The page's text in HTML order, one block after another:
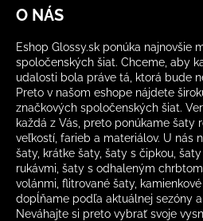
O NÁS
Eshop Glossy.sk ponúka najnovšie
spoločenských šiat. Chceme, aby
udalosti bola práve tá, ktorá bude
Preto v našom eshope nájdete
značkových spoločenských šiat.
každá z Vás, preto ponúkame šaty
veľkostí, farieb a materiálov. U nás
šaty, krátke šaty, šaty s čipkou,
rukávmi, šaty s odhaleným
volánmi, flitrované šaty,
dopĺňame podľa aktuálnej sezóny
Neváhajte si preto vybrať svoje